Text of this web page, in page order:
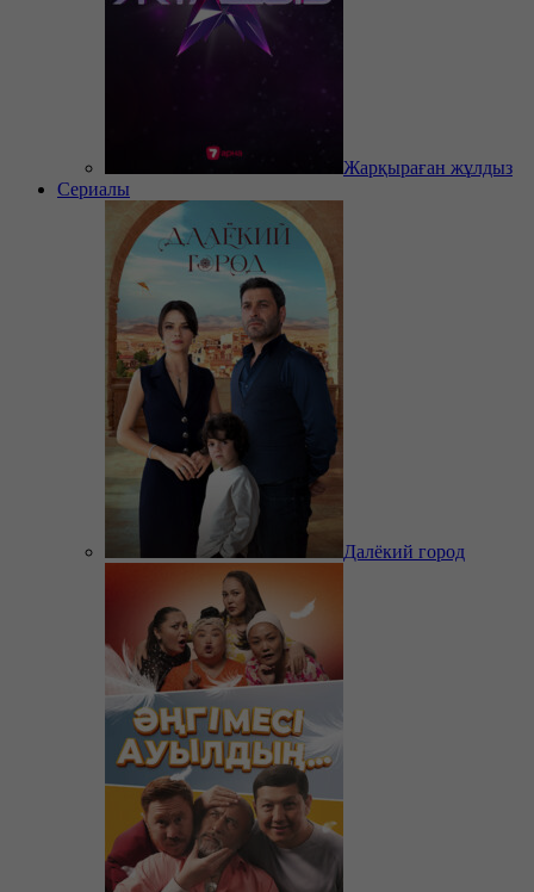
Жарқыраған жұлдыз
Сериалы
Далёкий город